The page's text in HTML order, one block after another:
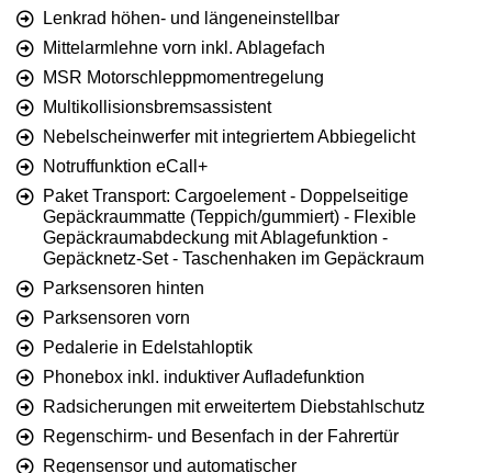
Lenkrad höhen- und längeneinstellbar
Mittelarmlehne vorn inkl. Ablagefach
MSR Motorschleppmomentregelung
Multikollisionsbremsassistent
Nebelscheinwerfer mit integriertem Abbiegelicht
Notruffunktion eCall+
Paket Transport: Cargoelement - Doppelseitige
Gepäckraummatte (Teppich/gummiert) - Flexible
Gepäckraumabdeckung mit Ablagefunktion -
Gepäcknetz-Set - Taschenhaken im Gepäckraum
Parksensoren hinten
Parksensoren vorn
Pedalerie in Edelstahloptik
Phonebox inkl. induktiver Aufladefunktion
Radsicherungen mit erweitertem Diebstahlschutz
Regenschirm- und Besenfach in der Fahrertür
Regensensor und automatischer